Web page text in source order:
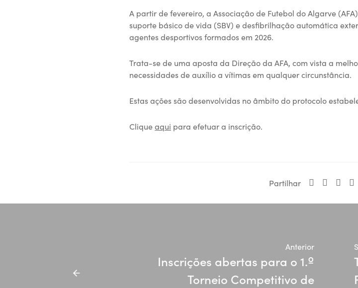
A partir de fevereiro, a Associação de Futebol do Algarve
suporte básico de vida (SBV) e desfibrilhação automática
agentes desportivos formados em 2026.
Trata-se de uma aposta da Direção da AFA, com vista a
necessidades de auxílio a vítimas em qualquer circunstância.
Estas ações são desenvolvidas no âmbito do protocolo
Cliqueaqui para efetuar a inscrição.
Partilhar
Anterior
Inscrições abertas para o 1.º
Torneio Competitivo de